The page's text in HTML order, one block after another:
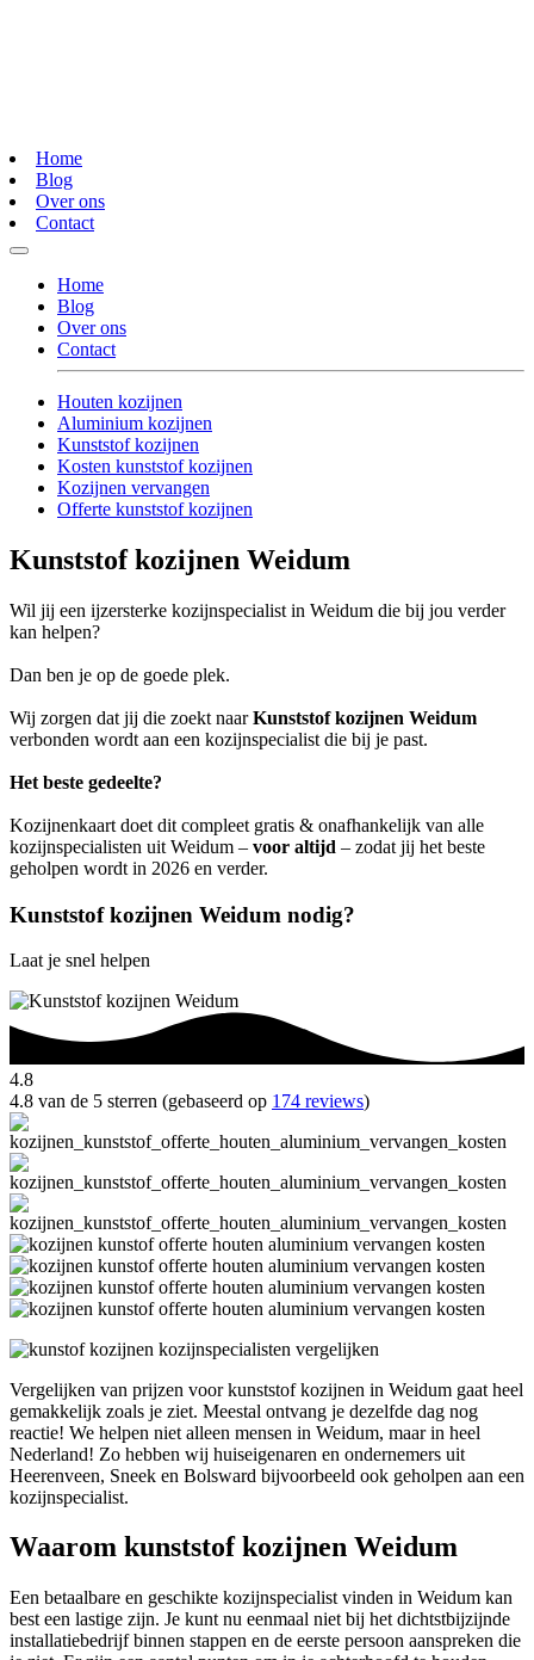
Home
Blog
Over ons
Contact
Home
Blog
Over ons
Contact
Houten kozijnen
Aluminium kozijnen
Kunststof kozijnen
Kosten kunststof kozijnen
Kozijnen vervangen
Offerte kunststof kozijnen
Kunststof kozijnen Weidum
Wil jij een ijzersterke kozijnspecialist in Weidum die bij jou verder
kan helpen?
Dan ben je op de goede plek.
Wij zorgen dat jij die zoekt naarKunststof kozijnen Weidum
verbonden wordt aan een kozijnspecialist die bij je past.
Het beste gedeelte?
Kozijnenkaart doet dit compleet gratis & onafhankelijk van alle
kozijnspecialisten uit Weidum – voor altijd – zodat jij het beste
geholpen wordt in 2026 en verder.
Kunststof kozijnen Weidum nodig?
Laat je snel helpen
4.8
4.8 van de 5 sterren (gebaseerd op 174 reviews)
Vergelijken van prijzen voor kunststof kozijnen in Weidum gaat heel
gemakkelijk zoals je ziet. Meestal ontvang je dezelfde dag nog
reactie! We helpen niet alleen mensen in Weidum, maar in heel
Nederland! Zo hebben wij huiseigenaren en ondernemers uit
Heerenveen, Sneek en Bolsward bijvoorbeeld ook geholpen aan een
kozijnspecialist.
Waarom kunststof kozijnen Weidum
Een betaalbare en geschikte kozijnspecialist vinden in Weidum kan
best een lastige zijn. Je kunt nu eenmaal niet bij het dichtstbijzijnde
installatiebedrijf binnen stappen en de eerste persoon aanspreken die